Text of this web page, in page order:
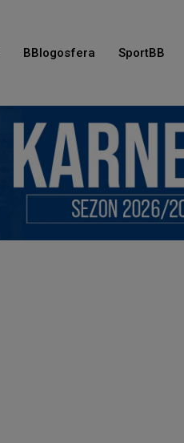
BBlogosfera SportBB